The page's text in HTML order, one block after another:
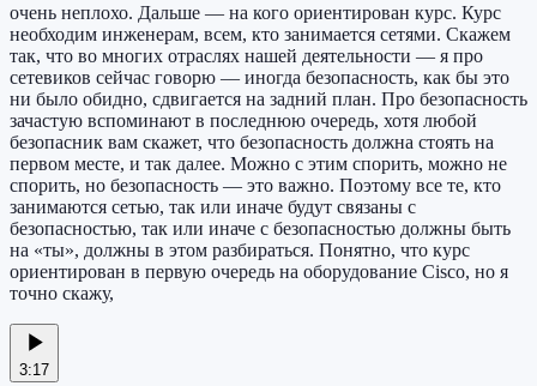
очень неплохо. Дальше — на кого ориентирован курс. Курс
необходим инженерам, всем, кто занимается сетями. Скажем
так, что во многих отраслях нашей деятельности — я про
сетевиков сейчас говорю — иногда безопасность, как бы это
ни было обидно, сдвигается на задний план. Про безопасность
зачастую вспоминают в последнюю очередь, хотя любой
безопасник вам скажет, что безопасность должна стоять на
первом месте, и так далее. Можно с этим спорить, можно не
спорить, но безопасность — это важно. Поэтому все те, кто
занимаются сетью, так или иначе будут связаны с
безопасностью, так или иначе с безопасностью должны быть
на «ты», должны в этом разбираться. Понятно, что курс
ориентирован в первую очередь на оборудование Cisco, но я
точно скажу,
3:17